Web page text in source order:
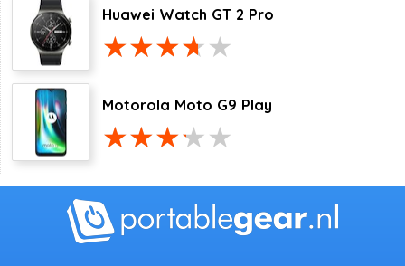
Huawei Watch GT 2 Pro
Motorola Moto G9 Play